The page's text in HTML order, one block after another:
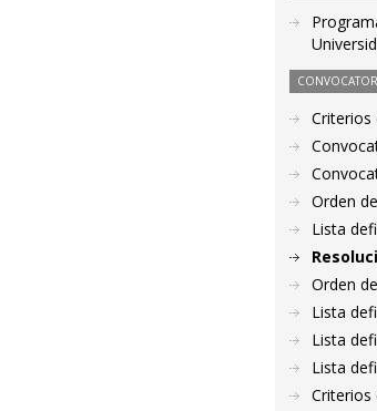
Criterios
Orden
Lista
Orden
Lista
Lista
Lista
Criterios